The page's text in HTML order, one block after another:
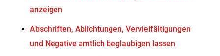
anzeigen
Abschriften, Ablichtungen, Vervielfältigungen
und Negative amtlich beglaubigen lassen